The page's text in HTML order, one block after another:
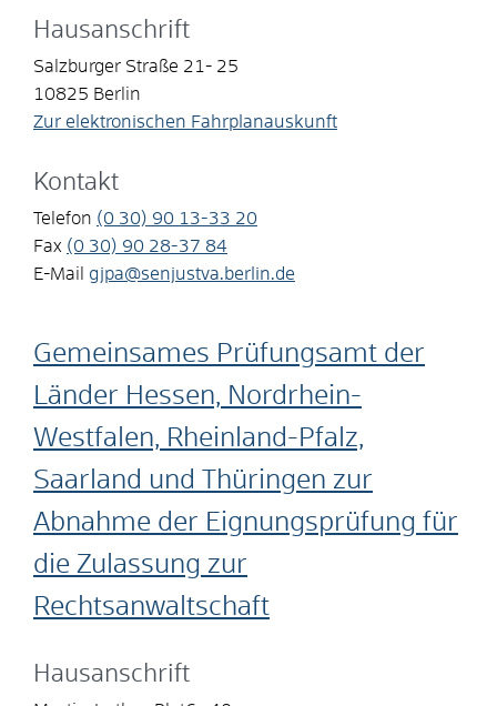
Hausanschrift
Salzburger Straße 21- 25
10825 Berlin
Zur elektronischen Fahrplanauskunft
Kontakt
Telefon (0 30) 90 13-33 20
Fax (0 30) 90 28-37 84
E-Mail
gjpa@senjustva.berlin.de
Gemeinsames Prüfungsamt der
Länder Hessen, Nordrhein-
Westfalen, Rheinland-Pfalz,
Saarland und Thüringen zur
Abnahme der Eignungsprüfung für
die Zulassung zur
Rechtsanwaltschaft
Hausanschrift